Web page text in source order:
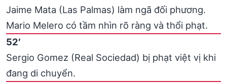
Jaime Mata (Las Palmas) làm ngã đối phương.
Mario Melero có tầm nhìn rõ ràng và thổi phạt.
52′
Sergio Gomez (Real Sociedad) bị phạt việt vị khi
đang di chuyển.